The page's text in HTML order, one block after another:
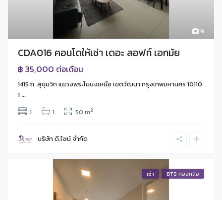
9
CDA016 คอนโดให้เช่า เดอะ ลอฟท์ เอกมัย
฿ 35,000 ต่อเดือน
1415 ถ. สุขุมวิท แขวงพระโขนงเหนือ เขตวัฒนา กรุงเทพมหานคร 10110
1 ...
1
1 50 m2
บริษัท ดี.ไซน์ จํากัด
เช่า BTS ทองหล่อ